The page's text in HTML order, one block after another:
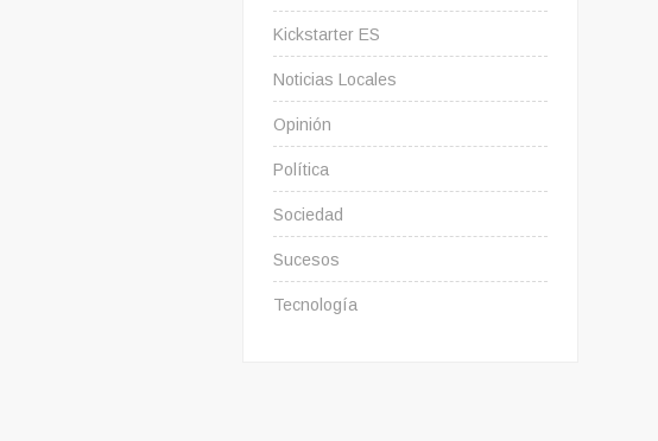
Kickstarter ES
Noticias Locales
Opinión
Política
Sociedad
Sucesos
Tecnología